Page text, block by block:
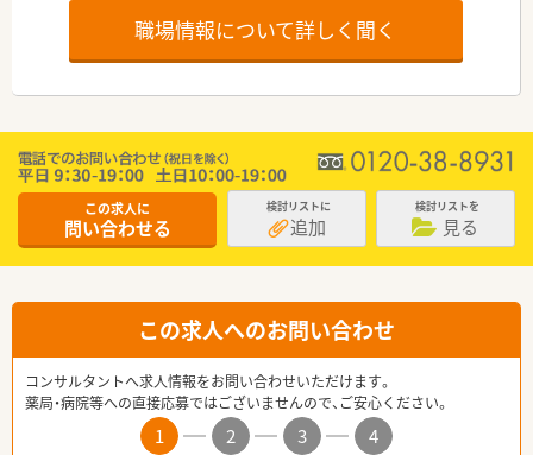
職場情報について詳しく聞く
この求人に
問い合わせる
検討リストに
追加
検討リストを
見る
この求人へのお問い合わせ
コンサルタントへ求人情報をお問い合わせいただけます。
薬局・病院等への直接応募ではございませんので、ご安心ください。
1 2 3
4